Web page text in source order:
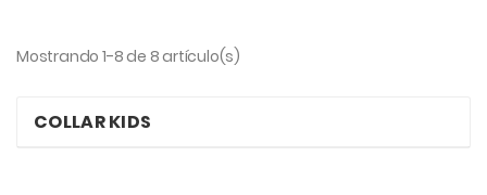
Mostrando 1-8 de 8 artículo(s)
COLLAR KIDS